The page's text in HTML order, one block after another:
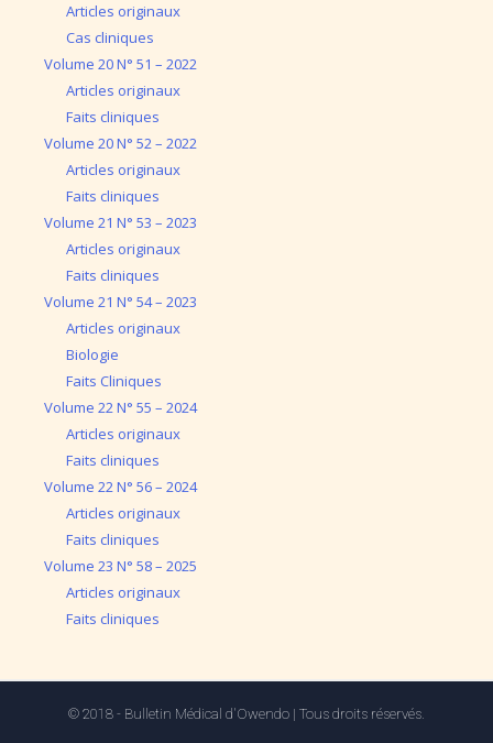
Articles originaux
Cas cliniques
Volume 20 N° 51 – 2022
Articles originaux
Faits cliniques
Volume 20 N° 52 – 2022
Articles originaux
Faits cliniques
Volume 21 N° 53 – 2023
Articles originaux
Faits cliniques
Volume 21 N° 54 – 2023
Articles originaux
Biologie
Faits Cliniques
Volume 22 N° 55 – 2024
Articles originaux
Faits cliniques
Volume 22 N° 56 – 2024
Articles originaux
Faits cliniques
Volume 23 N° 58 – 2025
Articles originaux
Faits cliniques
© 2018 - Bulletin Médical d'Owendo | Tous droits réservés.